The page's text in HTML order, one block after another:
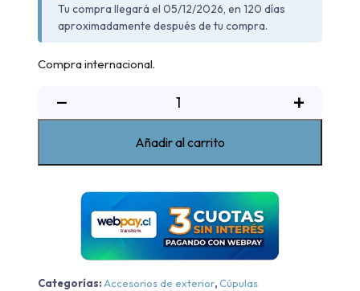
Tu compra llegará el 05/12/2026, en 120 días
aproximadamente después de tu compra.
Compra internacional.
−
2017-
2025
cantidad
+
Añadir al carrito
Categorías: Accesorios de exterior,Cúpulas